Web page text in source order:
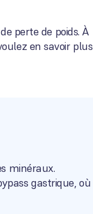
perte de poids. À
en savoir plus
minéraux.
gastrique, où